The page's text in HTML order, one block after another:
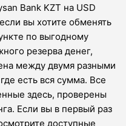
Bank KZT на USD
вы хотите обменять
по выгодному
резерва денег,
между двумя разными
есть вся сумма. Все
здесь, проверены
Если вы в первый раз
доступные